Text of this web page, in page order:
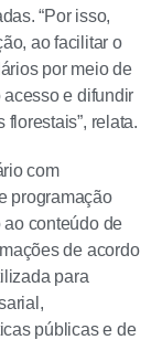
“Por isso,
ao facilitar o
por meio de
acesso e difundir
relata.
com
programação
conteúdo de
de acordo
para
públicas e de